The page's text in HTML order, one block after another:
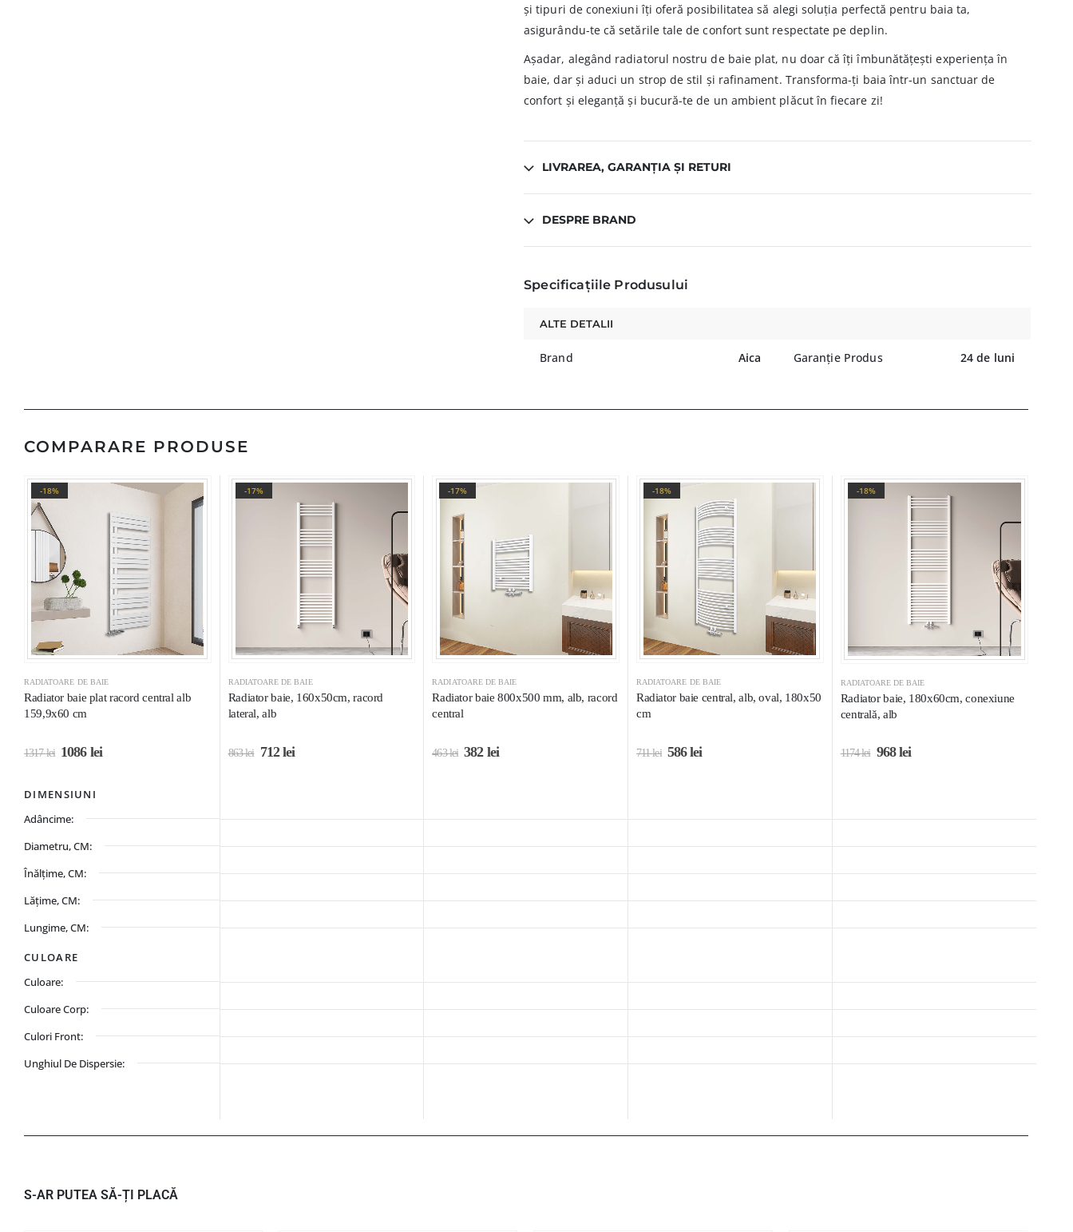
și tipuri de conexiuni îți oferă posibilitatea să alegi soluția perfectă pentru baia ta,
asigurându-te că setările tale de confort sunt respectate pe deplin.
Așadar, alegând radiatorul nostru de baie plat, nu doar că îți îmbunătățești experiența în
baie, dar și aduci un strop de stil și rafinament. Transforma-ți baia într-un sanctuar de
confort și eleganță și bucură-te de un ambient plăcut în fiecare zi!
LIVRAREA, GARANȚIA ȘI RETURI
DESPRE BRAND
Specificațiile Produsului
ALTE DETALII
Brand Aica Garanție Produs 24 de luni
COMPARARE PRODUSE
-18%
RADIATOARE DE BAIE
Radiator baie plat racord central alb
159,9x60 cm
1317lei 1086 lei
-17%
RADIATOARE DE BAIE
Radiator baie, 160x50cm, racord
lateral, alb
863lei 712lei
-17%
RADIATOARE DE BAIE
Radiator baie 800x500 mm, alb, racord
central
463lei 382 lei
-18%
RADIATOARE DE BAIE
Radiator baie central, alb, oval, 180x50
cm
711lei 586lei
-18%
RADIATOARE DE BAIE
Radiator baie, 180x60cm, conexiune
centrală, alb
1174lei 968lei
DIMENSIUNI
Adâncime:
Diametru, CM:
Înălțime, CM:
Lățime, CM:
Lungime, CM:
CULOARE
Culoare:
Culoare Corp:
Culori Front:
Unghiul De Dispersie:
S-AR PUTEA SĂ-ȚI PLACĂ